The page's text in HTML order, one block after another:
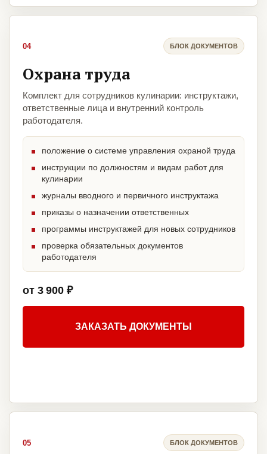
04 БЛОК ДОКУМЕНТОВ
Охрана труда
Комплект для сотрудников кулинарии: инструктажи,
ответственные лица и внутренний контроль
работодателя.
положение о системе управления охраной труда
инструкции по должностям и видам работ для
кулинарии
журналы вводного и первичного инструктажа
приказы о назначении ответственных
программы инструктажей для новых сотрудников
проверка обязательных документов
работодателя
от 3 900 ₽
ЗАКАЗАТЬ ДОКУМЕНТЫ
05 БЛОК ДОКУМЕНТОВ